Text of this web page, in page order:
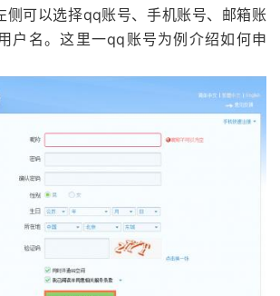
侧可以选择qq账号、手机账号、邮箱账
户名。这里一qq账号为例介绍如何申